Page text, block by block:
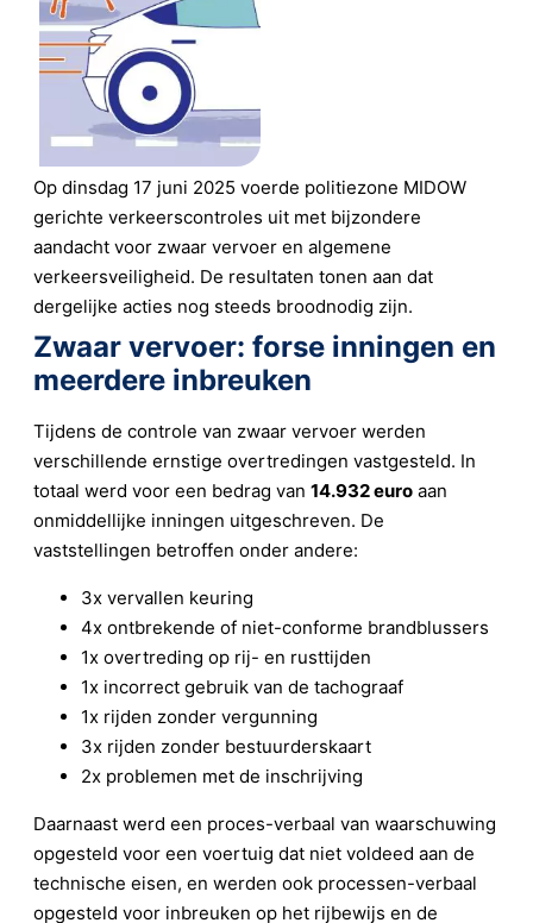
Op dinsdag 17 juni 2025 voerde politiezone MIDOW
gerichte verkeerscontroles uit met bijzondere
aandacht voor zwaar vervoer en algemene
verkeersveiligheid. De resultaten tonen aan dat
dergelijke acties nog steeds broodnodig zijn.
Zwaar vervoer: forse inningen en
meerdere inbreuken
Tijdens de controle van zwaar vervoer werden
verschillende ernstige overtredingen vastgesteld. In
totaal werd voor een bedrag van 14.932 euro aan
onmiddellijke inningen uitgeschreven. De
vaststellingen betroffen onder andere:
3x vervallen keuring
4x ontbrekende of niet-conforme brandblussers
1x overtreding op rij- en rusttijden
1x incorrect gebruik van de tachograaf
1x rijden zonder vergunning
3x rijden zonder bestuurderskaart
2x problemen met de inschrijving
Daarnaast werd een proces-verbaal van waarschuwing
opgesteld voor een voertuig dat niet voldeed aan de
technische eisen, en werden ook processen-verbaal
opgesteld voor inbreuken op het rijbewijs en de